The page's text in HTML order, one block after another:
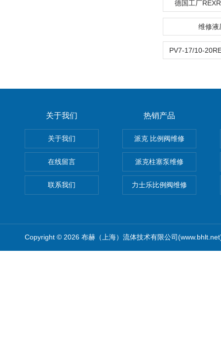
德国工厂
维修液
关于我们
关于我们
在线留言
联系我们
热销产品
派克 比例阀维修
派克柱塞泵维修
力士乐比例阀维修
Copyright © 2026 布赫（上海）流体技术有限公司